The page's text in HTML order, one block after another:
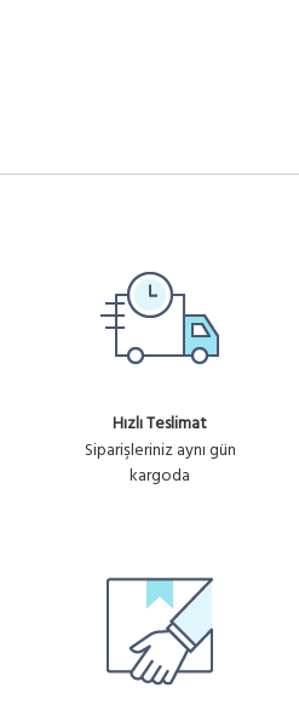
Hızlı Teslimat
Siparişleriniz aynı gün
kargoda